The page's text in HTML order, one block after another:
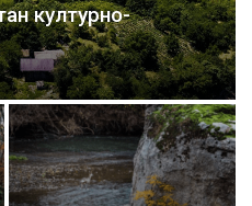
културно-